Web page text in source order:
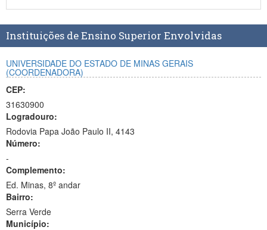
Instituições de Ensino Superior Envolvidas
UNIVERSIDADE DO ESTADO DE MINAS GERAIS
(COORDENADORA)
CEP:
31630900
Logradouro:
Rodovia Papa João Paulo II, 4143
Número:
-
Complemento:
Ed. Minas, 8º andar
Bairro:
Serra Verde
Município: